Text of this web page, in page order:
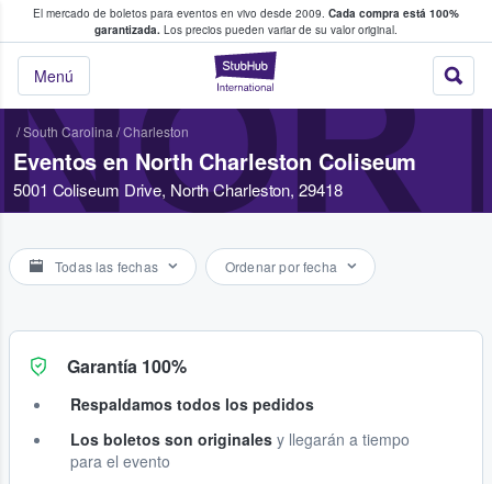
El mercado de boletos para eventos en vivo desde 2009. Cada compra está 100%
garantizada. Los precios pueden variar de su valor original.
StubHub: donde
Menú
fans compran y venden boletos
/South Carolina /Charleston
Eventos en North Charleston Coliseum
5001 Coliseum Drive, North Charleston, 29418
Todas las fechas Ordenar por fecha
Garantía 100%
Respaldamos todos los pedidos
Los boletos son originales y llegarán a tiempo
para el evento